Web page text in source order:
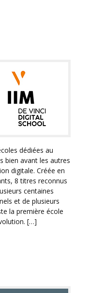
dédiées au
bien avant les autres
digitale. Créée en
8 titres reconnus
centaines
et de plusieurs
la première école
[…]